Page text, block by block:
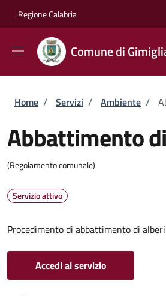
Regione Calabria
Comune di
Briciole di pane
Home / Servizi / Ambiente /
Abbattimento
(Regolamento comunale)
Servizio attivo
Procedimento di abbattimento di alberi
Accedi al servizio